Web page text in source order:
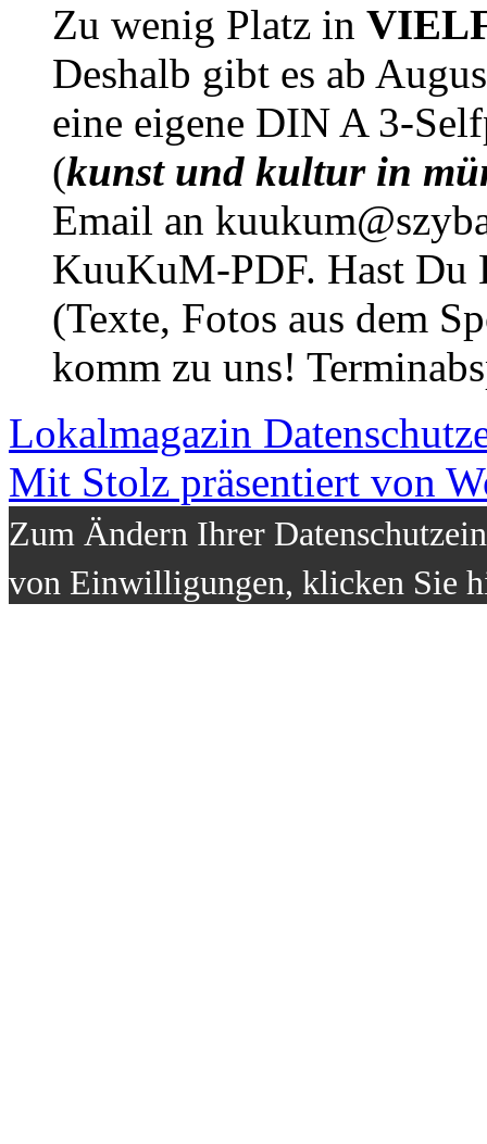
Zu wenig Platz in
Deshalb gibt es ab
eine eigene DIN A 3-
(kunst und kultur in
Email an
KuuKuM-PDF. Hast Du
(Texte, Fotos aus dem
komm zu uns!
Lokalmagazin
Mit Stolz präsentiert von
Zum Ändern Ihrer
von Einwilligungen, klicken Sie